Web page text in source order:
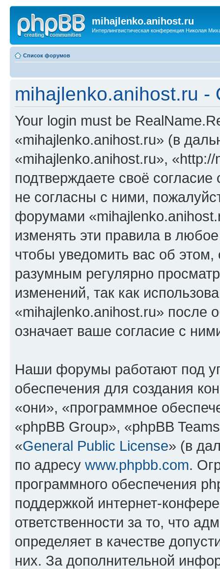
mihajlenko.anihost.ru
Интерлингвистическая конференция Николая
Список форумов
mihajlenko.anihost.ru
Your login must be
«mihajlenko.anihost.ru» (в
«mihajlenko.anihost.ru»,
подтверждаете своё
не согласны с ними,
форумами
изменять эти правила в
чтобы уведомить вас об
разумным регулярно
изменений, так как
«mihajlenko.anihost.ru» после
означает ваше согласие с
Наши форумы работают под
обеспечения для создания
«они», «программное
«phpBB Group», «phpBB
«General Public License» (в
по адресу www.phpbb.com.
программного обеспечения
поддержкой интернет-
ответственности за то, что
определяет в качестве
них. За дополнительной